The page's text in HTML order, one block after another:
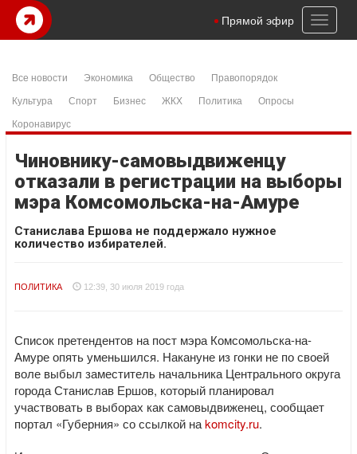
Toggle
Прямой эфир
Все новости Экономика Общество
Правопорядок
Культура
Спорт Бизнес ЖКХ Политика
Опросы
Коронавирус
Чиновнику-самовыдвиженцу
отказали в регистрации на выборы
мэра Комсомольска-на-Амуре
Станислава Ершова не поддержало нужное
количество избирателей.
ПОЛИТИКА 12:39, 30 июля 2019 года
Список претендентов на пост мэра Комсомольска-на-
Амуре опять уменьшился. Накануне из гонки не по своей
воле выбыл заместитель начальника Центрального округа
города Станислав Ершов, который планировал
участвовать в выборах как самовыдвиженец, сообщает
портал «Губерния» со ссылкой наkomcity.ru.